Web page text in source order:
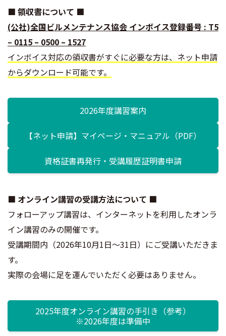
■ 領収書について ■
(公社)全国ビルメンテナンス協会 インボイス登録番号 : T5
– 0115 – 0500 – 1527
インボイス対応の領収書がすぐに必要な方は、ネット申請
からダウンロード可能です。
2026年度講習案内
【ネット申請】マイページ・マニュアル（PDF）
資格証書再発行・受講履歴証明書申請
■ オンライン講習の受講方法について ■
フォローアップ講習は、インターネットを利用したオンラ
イン講習のみの開催です。
受講期間内（2026年10月1日～31日）にご受講いただきま
す。
実際の会場に足を運んでいただく必要はありません。
2025年度オンライン講習の手引き（参考）
※2026年度は準備中